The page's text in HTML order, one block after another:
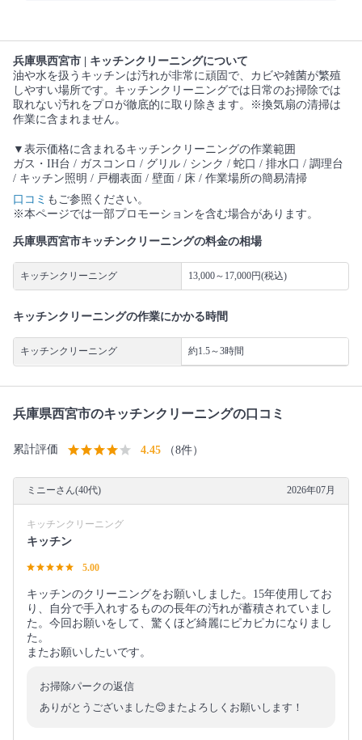
兵庫県西宮市 | キッチンクリーニングについて
油や水を扱うキッチンは汚れが非常に頑固で、カビや雑菌が繁殖
しやすい場所です。キッチンクリーニングでは日常のお掃除では
取れない汚れをプロが徹底的に取り除きます。※換気扇の清掃は
作業に含まれません。
▼表示価格に含まれるキッチンクリーニングの作業範囲
ガス・IH台 / ガスコンロ / グリル / シンク / 蛇口 / 排水口 / 調理台
/ キッチン照明 / 戸棚表面 / 壁面 / 床 / 作業場所の簡易清掃
口コミ もご参照ください。
※本ページでは一部プロモーションを含む場合があります。
兵庫県西宮市キッチンクリーニングの料金の相場
キッチンクリーニング 13,000～17,000円(税込)
キッチンクリーニングの作業にかかる時間
キッチンクリーニング 約1.5～3時間
兵庫県西宮市のキッチンクリーニングの口コミ
累計評価 4.45 （8件）
ミニーさん(40代) 2026年07月
キッチンクリーニング
キッチン
5.00
キッチンのクリーニングをお願いしました。15年使用してお
り、自分で手入れするものの長年の汚れが蓄積されていまし
た。今回お願いをして、驚くほど綺麗にピカピカになりまし
た。
またお願いしたいです。
お掃除パークの返信
ありがとうございました😊またよろしくお願いします！